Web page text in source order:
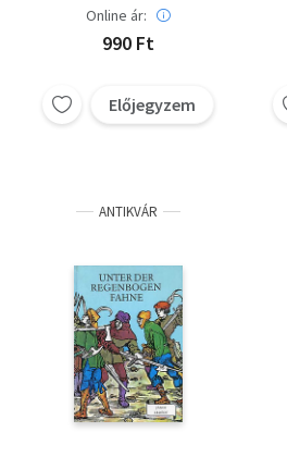
Online ár:
990 Ft
Előjegyzem
ANTIKVÁR